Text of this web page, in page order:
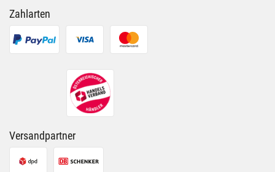
Zahlarten
Versandpartner